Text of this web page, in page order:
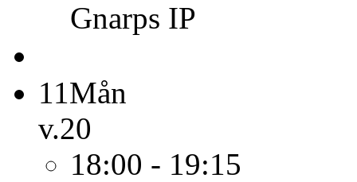
Gnarps IP
11Mån
v.20
18:00 - 19:15